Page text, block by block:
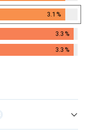
3.1 %
3.3 %
3.3 %